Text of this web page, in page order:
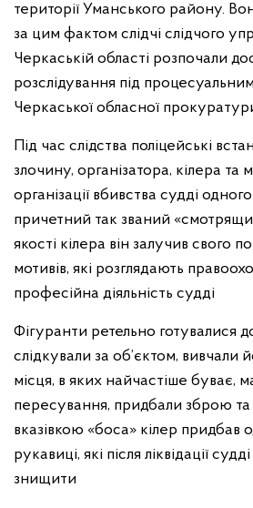
території Уманського району.
за цим фактом слідчі слідчого
Черкаській області розпочали
розслідування під
Черкаської обласної
Під час слідства поліцейські
злочину, організатора, кілера та
організації вбивства судді
причетний так званий
якості кілера він залучив свого
мотивів, які розглядають
професійна діяльність судді
Фігуранти ретельно готувалися
слідкували за об’єктом, вивчали
місця, в яких найчастіше буває,
пересування, придбали зброю та
вказівкою «боса» кілер придбав
рукавиці, які після ліквідації
знищити